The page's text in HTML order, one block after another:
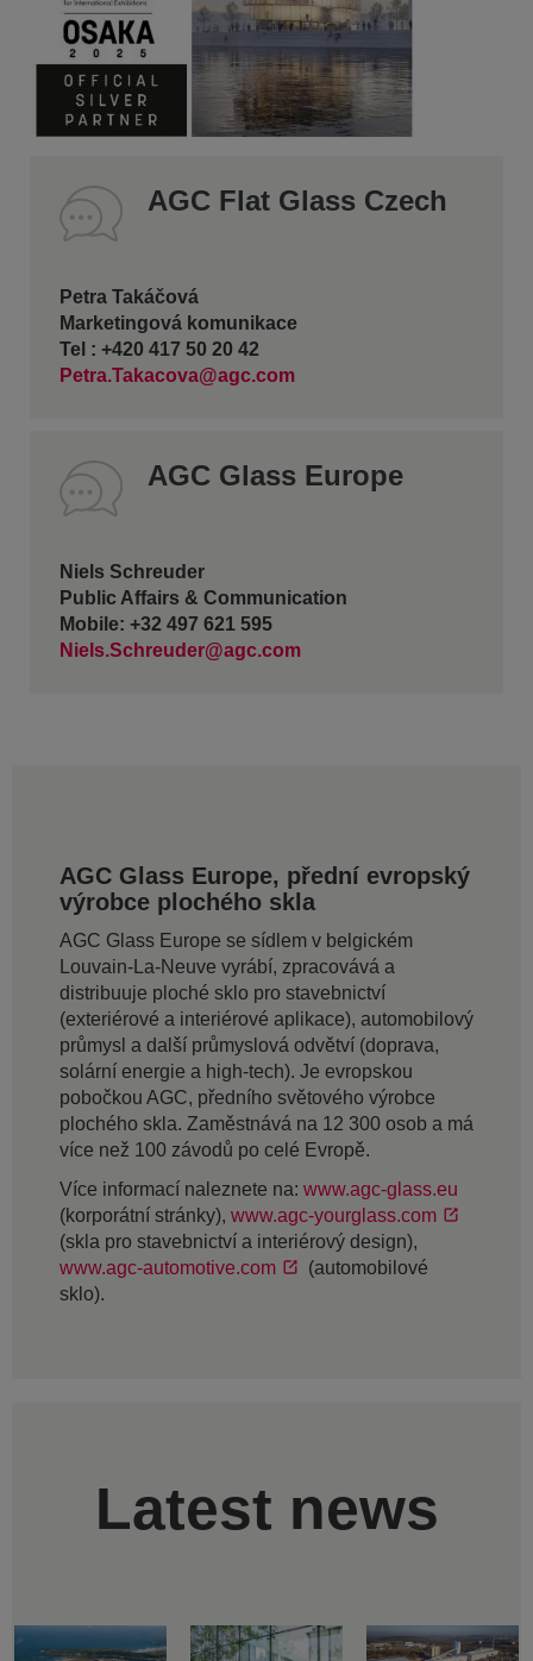
AGC Flat Glass Czech
Petra Takáčová
Marketingová komunikace
Tel : +420 417 50 20 42
Petra.Takacova@agc.com
AGC Glass Europe
Niels Schreuder
Public Affairs & Communication
Mobile: +32 497 621 595
Niels.Schreuder@agc.com
AGC Glass Europe, přední evropský
výrobce plochého skla
AGC Glass Europe se sídlem v belgickém
Louvain-La-Neuve vyrábí, zpracovává a
distribuuje ploché sklo pro stavebnictví
(exteriérové a interiérové aplikace), automobilový
průmysl a další průmyslová odvětví (doprava,
solární energie a high-tech). Je evropskou
pobočkou AGC, předního světového výrobce
plochého skla. Zaměstnává na 12 300 osob a má
více než 100 závodů po celé Evropě.
Více informací naleznete na: www.agc-glass.eu
(korporátní stránky), www.agc-yourglass.com
(skla pro stavebnictví a interiérový design),
www.agc-automotive.com
(automobilové
sklo).
Latest news